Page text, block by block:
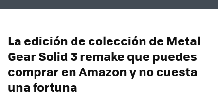
La edición de colección de Metal
Gear Solid 3 remake que puedes
comprar en Amazon y no cuesta
una fortuna